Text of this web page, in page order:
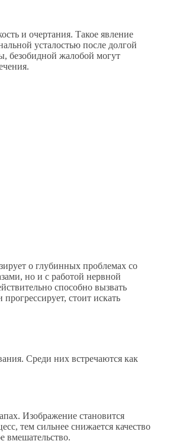
и очертания. Такое явление
усталостью после долгой
безобидной жалобой могут
о глубинных проблемах со
но и с работой нервной
способно вызвать
стоит искать
Среди них встречаются как
Изображение становится
тем сильнее снижается качество
вмешательство.